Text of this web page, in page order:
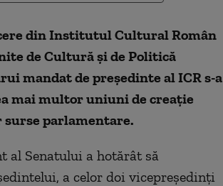
din Institutul Cultural Român
de Cultură şi de Politică
mandat de preşedinte al ICR s-a
mai multor uniuni de creaţie
parlamentare.
al Senatului a hotărât să
a celor doi vicepreşedinţi